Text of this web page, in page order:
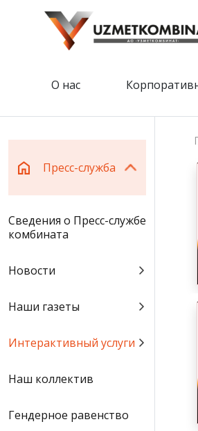
О нас
Пресс-служба
Сведения о Пресс-службе
комбината
Новости
Наши газеты
Интерактивный услуги
Наш коллектив
Гендерное равенство